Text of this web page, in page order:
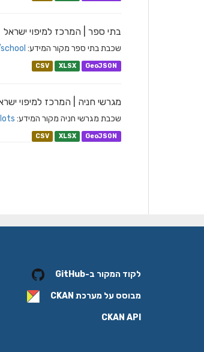
בתי ספר | המרכז למיפוי ישראל
שכבת בתי ספר מקור המידע:
CSV XLSX GeoJSON
מגרשי חניה | המרכז למיפוי
שכבת מגרשי חניה מקור המידע:
CSV XLSX GeoJSON
לקוד המקור ב-GitHub
מבוסס על מערכת CKAN
CKAN API